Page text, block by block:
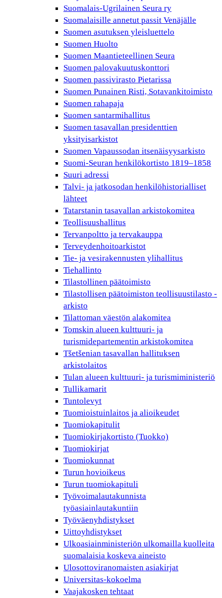
Suomalais-Ugrilainen Seura ry
Suomalaisille annetut passit Venäjälle
Suomen asutuksen yleisluettelo
Suomen Huolto
Suomen Maantieteellinen Seura
Suomen palovakuutuskonttori
Suomen passivirasto Pietarissa
Suomen Punainen Risti, Sotavankitoimisto
Suomen rahapaja
Suomen santarmihallitus
Suomen tasavallan presidenttien
yksityisarkistot
Suomen Vapaussodan itsenäisyysarkisto
Suomi-Seuran henkilökortisto 1819–1858
Suuri adressi
Talvi- ja jatkosodan henkilöhistorialliset
lähteet
Tatarstanin tasavallan arkistokomitea
Teollisuushallitus
Tervanpoltto ja tervakauppa
Terveydenhoitoarkistot
Tie- ja vesirakennusten ylihallitus
Tiehallinto
Tilastollinen päätoimisto
Tilastollisen päätoimiston teollisuustilasto -
arkisto
Tilattoman väestön alakomitea
Tomskin alueen kulttuuri- ja
turismidepartementin arkistokomitea
Tšetšenian tasavallan hallituksen
arkistolaitos
Tulan alueen kulttuuri- ja turismiministeriö
Tullikamarit
Tuntolevyt
Tuomioistuinlaitos ja alioikeudet
Tuomiokapitulit
Tuomiokirjakortisto (Tuokko)
Tuomiokirjat
Tuomiokunnat
Turun hovioikeus
Turun tuomiokapituli
Työvoimalautakunnista
työasiainlautakuntiin
Työväenyhdistykset
Uittoyhdistykset
Ulkoasiainministeriön ulkomailla kuolleita
suomalaisia koskeva aineisto
Ulosottoviranomaisten asiakirjat
Universitas-kokoelma
Vaajakosken tehtaat